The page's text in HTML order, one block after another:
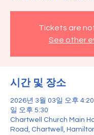
Tickets are
See other
시간 및 장소
2026년 3월 03일 오후
일 오후 5:30
Chartwell Church Main
Road, Chartwell,